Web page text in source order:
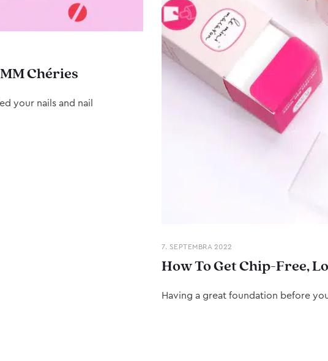
Chéries
your nails and nail
7. SEPTEMBRA 2022
How To Get Chip-Free,
Having a great foundation before